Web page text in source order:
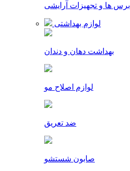
برس ها و تجهیزات آرایشی
لوازم بهداشتی
بهداشت دهان و دندان
لوازم اصلاح مو
ضد تعریق
صابون شستشو